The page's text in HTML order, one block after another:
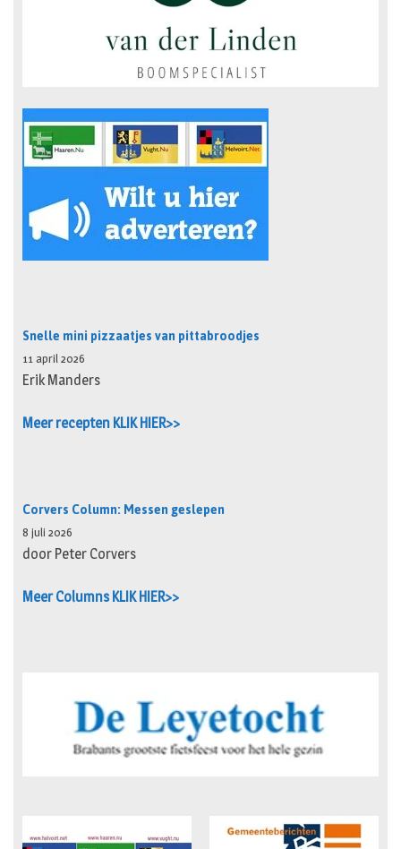
Snelle mini pizzaatjes van pittabroodjes
11 april 2026
Erik Manders
Meer recepten KLIK HIER>>
Corvers Column: Messen geslepen
8 juli 2026
door Peter Corvers
Meer Columns KLIK HIER>>